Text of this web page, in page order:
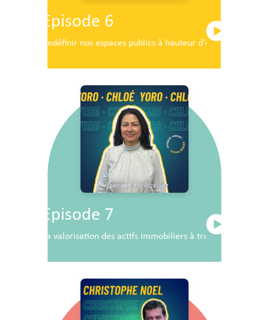
Episode 6
Redéfinir nos espaces publics à hauteur d’enfants
Episode 7
La valorisation des actifs immobiliers à travers la RSE